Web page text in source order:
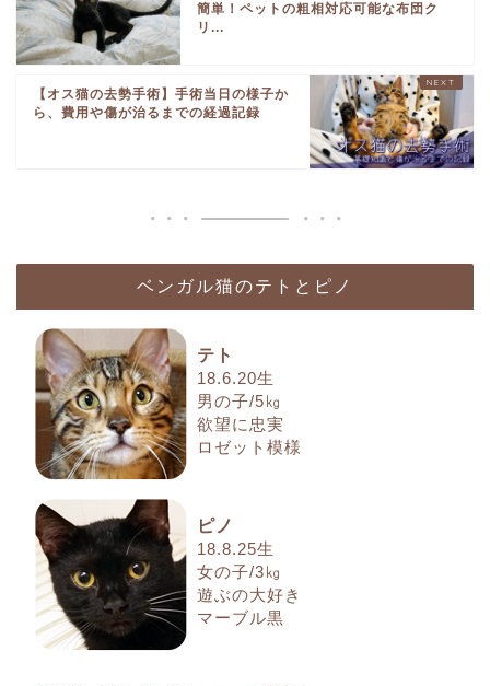
簡単！ペットの粗相対応可能な布団ク
リ...
【オス猫の去勢手術】手術当日の様子か
ら、費用や傷が治るまでの経過記録
ベンガル猫のテトとピノ
テト
18.6.20生
男の子/5㎏
欲望に忠実
ロゼット模様
ピノ
18.8.25生
女の子/3㎏
遊ぶの大好き
マーブル黒